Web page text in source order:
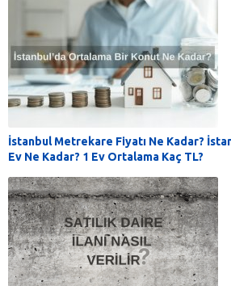
İstanbul Metrekare Fiyatı Ne Kadar?
Ev Ne Kadar? 1 Ev Ortalama Kaç TL?